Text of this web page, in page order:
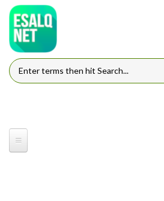
Pular para o conteúdo principal
FORMULÁRIO DE